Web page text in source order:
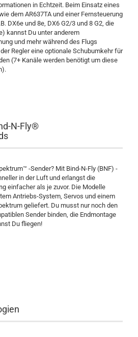
in Echtzeit. Beim Einsatz eines
dem AR637TA und einer Fernsteuerung
DX6e und 8e, DX6 G2/3 und 8 G2, die
kannst Du unter anderem
und mehr während des Flugs
Regler eine optionale Schubumkehr für
(7+ Kanäle werden benötigt um diese
N-Fly®
-Sender? Mit Bind-N-Fly (BNF) -
in der Luft und erlangst die
einfacher als je zuvor. Die Modelle
Antriebs-System, Servos und einem
geliefert. Du musst nur noch den
Sender binden, die Endmontage
Du fliegen!